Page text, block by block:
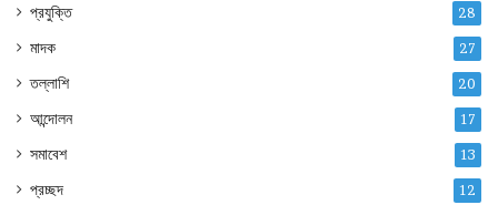
প্রযুক্তি 28
মাদক 27
তল্লাশি 20
আন্দোলন 17
সমাবেশ 13
প্রচ্ছদ 12